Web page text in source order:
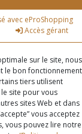
avec eProShopping
Accès gérant
sur le site, nous
le bon fonctionnement
tiers utilisent
site pour vous
sites Web et dans
vous acceptez
vous pouvez lire notre